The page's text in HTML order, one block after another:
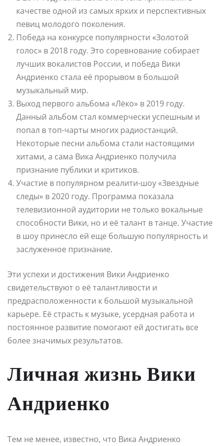
качестве одной из самых ярких и перспективных
певиц молодого поколения.
Победа на конкурсе популярности «Золотой
голос» в 2018 году. Это соревнование собирает
лучших вокалистов России, и победа Вики
Андриенко стала её прорывом в большой
музыкальный мир.
Выход первого альбома «Лёко» в 2019 году.
Данный альбом стал коммерчески успешным и
попал в топ-чарты многих радиостанций.
Некоторые песни альбома стали настоящими
хитами, а сама Вика Андриенко получила
признание публики и критиков.
Участие в популярном реалити-шоу «Звездные
следы» в 2020 году. Программа показала
телевизионной аудитории не только вокальные
способности Вики, но и её талант в танце. Участие
в шоу принесло ей еще большую популярность и
заслуженное признание.
Эти успехи и достижения Вики Андриенко
свидетельствуют о её талантливости и
предрасположенности к большой музыкальной
карьере. Её страсть к музыке, усердная работа и
постоянное развитие помогают ей достигать все
более значимых результатов.
Личная жизнь Вики
Андриенко
Тем не менее, известно, что Вика Андриенко